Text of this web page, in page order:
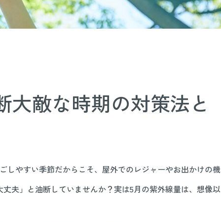
大敵な時期の対策法と
しやすい季節だからこそ、屋外でのレジャーやお出かけの機
夫」と油断していませんか？実は5月の紫外線量は、想像以